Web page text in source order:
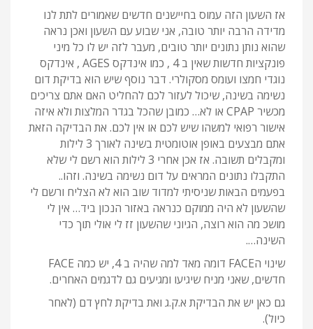
אז השעון הזה עמוס בחיישנים חדשים שאמורים לתת לנו
מדידה הרבה יותר טובה, אני שבוע עם השעון ואכן נראה
שהוא נותן נתונים יותר טובים, מעבר לזה יש לו כל מיני
פונקציות חדשות שאין ב 4 , כמו אינדקס AGES , אינדקס
נוגדי חמצו ועומס מסקולרי. דבר נוסף שיש הוא בדיקת דום
נשימה בשינה, שיכול לעזור לכם להחליט האם אתם צריכים
מכשיר CPAP או לא… כמובן שהכל בגדר המלצות ולא איזה
אישור רפואי למשהו שיש לכם או אין לכם. את הבדיקה הזאת
אתם מבצעים באופן אוטומטית בשינה לאורך 3 לילות
ומקבלים תשובה. אז אכן אחרי 3 לילות הוא רשם לי שלא
התקבלו נתונים המראים על דום נשימה בשינה. וזהו..
בפעמים הבאות שניסיתי למדוד שוב הוא לא הצליח ורשם לי
שהשעון לא היה ממוקם כנראה באזור הנכון ביד… אין לי
מושכ מה הוא רוצה, הגיוני שהשעון זז לי אולי תוך כדי
השינה….
שינוי הFACE דומה מאד למה שהיה ב 4, יש כמה FACE
חדשים, שאני מניח שיגיעו ומגיעים גם לדגמים האחרים.
גם כאן יש את הבדיקת א.ק.ג ואת בדיקת לחץ דם (לאחר
כיול).